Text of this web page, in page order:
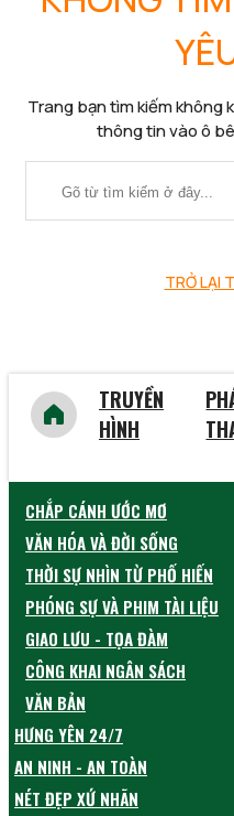
Trang bạn tìm kiếm không
thông tin vào ô
TRỞ LẠI
TRUYỀN
HÌNH
CHẮP CÁNH ƯỚC MƠ
VĂN HÓA VÀ ĐỜI SỐNG
THỜI SỰ NHÌN TỪ PHỐ HIẾN
PHÓNG SỰ VÀ PHIM TÀI LIỆU
GIAO LƯU - TỌA ĐÀM
CÔNG KHAI NGÂN SÁCH
VĂN BẢN
HƯNG YÊN 24/7
AN NINH - AN TOÀN
NÉT ĐẸP XỨ NHÃN